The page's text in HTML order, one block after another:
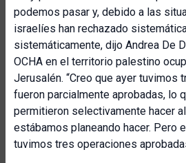
podemos pasar y, debido a las
israelíes han rechazado
sistemáticamente, dijo Andrea De
OCHA en el territorio palestino
Jerusalén. “Creo que ayer tuvimos
fueron parcialmente aprobadas, lo
permitieron selectivamente hacer
estábamos planeando hacer. Pero
tuvimos tres operaciones